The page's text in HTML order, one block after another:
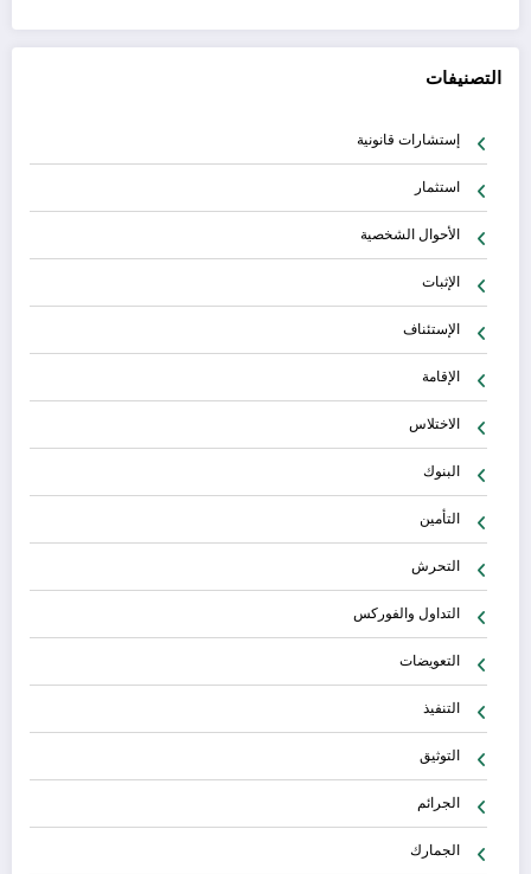
التصنيفات
إستشارات قانونية
استثمار
الأحوال الشخصية
الإثبات
الإستئناف
الإقامة
الاختلاس
البنوك
التأمين
التحرش
التداول والفوركس
التعويضات
التنفيذ
التوثيق
الجرائم
الجمارك